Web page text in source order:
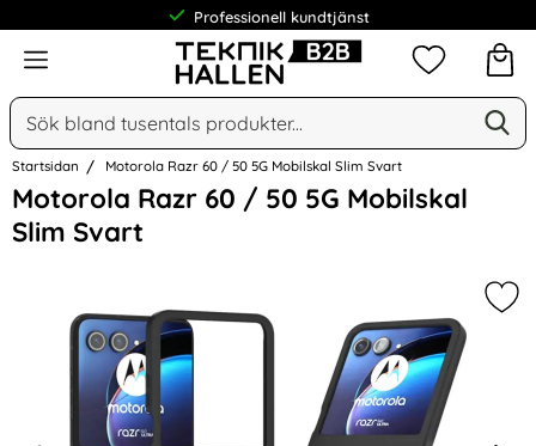
Professionell kundtjänst
Meny
Sök
Sök på Narse Group AB
Mina
Startsidan Motorola Razr 60 / 50 5G Mobilskal Slim Svart
Motorola Razr 60 / 50 5G Mobilskal
Slim Svart
Hoppa
över
Bilder